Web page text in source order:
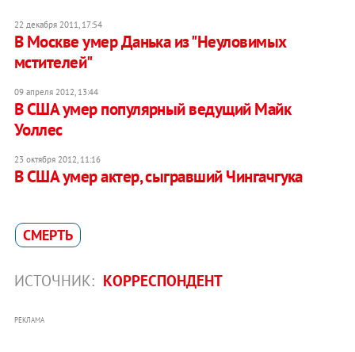
22 декабря 2011, 17:54
В Москве умер Данька из "Неуловимых
мстителей"
09 апреля 2012, 13:44
В США умер популярный ведущий Майк
Уоллес
23 октября 2012, 11:16
В США умер актер, сыгравший Чингачгука
СМЕРТЬ
ИСТОЧНИК: КОРРЕСПОНДЕНТ
РЕКЛАМА